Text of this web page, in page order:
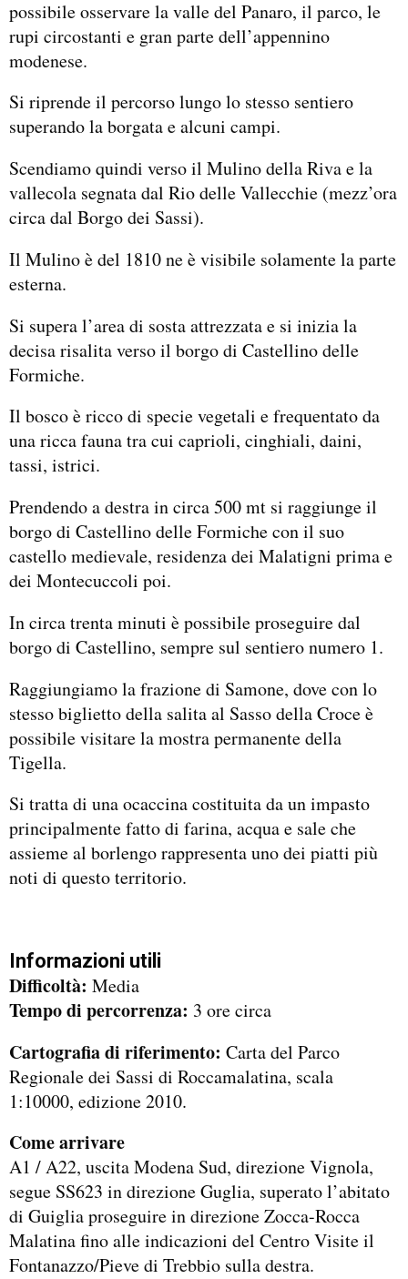
possibile osservare la valle del Panaro, il parco, le
rupi circostanti e gran parte dell’appennino
modenese.
Si riprende il percorso lungo lo stesso sentiero
superando la borgata e alcuni campi.
Scendiamo quindi verso il Mulino della Riva e la
vallecola segnata dal Rio delle Vallecchie (mezz’ora
circa dal Borgo dei Sassi).
Il Mulino è del 1810 ne è visibile solamente la parte
esterna.
Si supera l’area di sosta attrezzata e si inizia la
decisa risalita verso il borgo di Castellino delle
Formiche.
Il bosco è ricco di specie vegetali e frequentato da
una ricca fauna tra cui caprioli, cinghiali, daini,
tassi, istrici.
Prendendo a destra in circa 500 mt si raggiunge il
borgo di Castellino delle Formiche con il suo
castello medievale, residenza dei Malatigni prima e
dei Montecuccoli poi.
In circa trenta minuti è possibile proseguire dal
borgo di Castellino, sempre sul sentiero numero 1.
Raggiungiamo la frazione di Samone, dove con lo
stesso biglietto della salita al Sasso della Croce è
possibile visitare la mostra permanente della
Tigella.
Si tratta di una ocaccina costituita da un impasto
principalmente fatto di farina, acqua e sale che
assieme al borlengo rappresenta uno dei piatti più
noti di questo territorio.
Informazioni utili
Difficoltà: Media
Tempo di percorrenza: 3 ore circa
Cartografia di riferimento: Carta del Parco
Regionale dei Sassi di Roccamalatina, scala
1:10000, edizione 2010.
Come arrivare
A1 / A22, uscita Modena Sud, direzione Vignola,
segue SS623 in direzione Guglia, superato l’abitato
di Guiglia proseguire in direzione Zocca-Rocca
Malatina fino alle indicazioni del Centro Visite il
Fontanazzo/Pieve di Trebbio sulla destra.